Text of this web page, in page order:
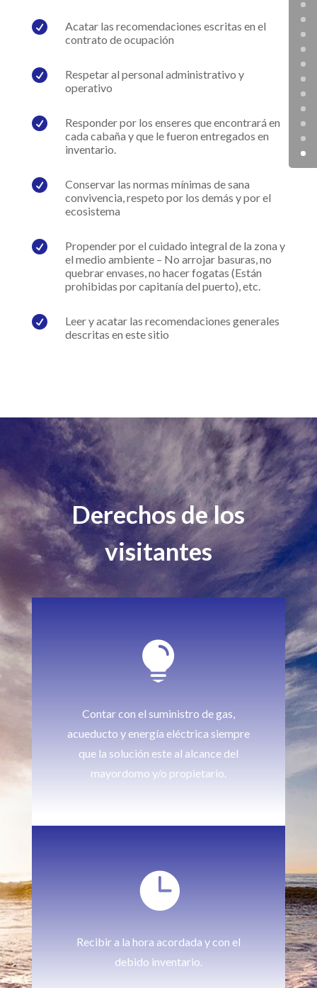

Acatar las recomendaciones escritas en el
contrato de ocupación

Respetar al personal administrativo y
operativo

Responder por los enseres que encontrará en
cada cabaña y que le fueron entregados en
inventario.

Conservar las normas mínimas de sana
convivencia, respeto por los demás y por el
ecosistema

Propender por el cuidado integral de la zona y
el medio ambiente – No arrojar basuras, no
quebrar envases, no hacer fogatas (Están
prohibidas por capitanía del puerto), etc.

Leer y acatar las recomendaciones generales
descritas en este sitio
Derechos de los
visitantes

Contar con el suministro de gas,
acueducto y energía eléctrica siempre
que la solución este al alcance del
mayordomo y/o propietario.

Recibir a la hora acordada y con el
debido inventario.